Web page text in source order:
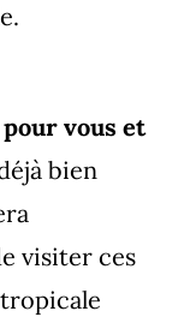
vous et
bien
visiter ces